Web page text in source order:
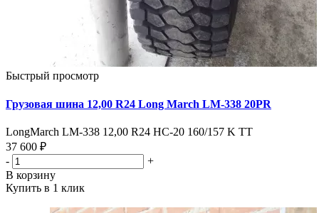
Быстрый просмотр
Грузовая шина 12,00 R24 Long March LM-338 20PR
LongMarch LM-338 12,00 R24 HC-20 160/157 K TT
37 600 ₽
-
+
В корзину
Купить в 1 клик